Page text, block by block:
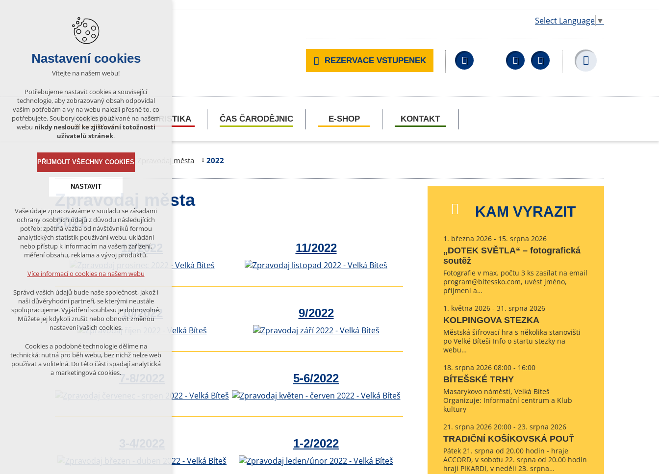
Select Language ▼
REZERVACE VSTUPENEK Facebook YouTubeWikipedia
KULTURA TURISTIKA ČAS ČARODĚJNIC E-SHOP KONTAKT
Bítešsko Kultura Zpravodaj města 2022
Zpravodaj města
2022
12/2022 11/2022
10/2022 9/2022
7-8/2022 5-6/2022
1-2/2022
KAM VYRAZIT
1. března 2026 - 15. srpna 2026
„DOTEK SVĚTLA“ – fotografická
soutěž
Fotografie v max. počtu 3 ks zasílat na email
program@bitessko.com, uvést jméno,
příjmení a…
1. května 2026 - 31. srpna 2026
KOLPINGOVA STEZKA
Městská šifrovací hra s několika stanovišti
po Velké Bíteši Info o startu stezky na
webu…
18. srpna 2026 08:00 - 16:00
BÍTEŠSKÉ TRHY
Masarykovo náměstí, Velká Bíteš
Organizuje: Informační centrum a Klub
kultury
21. srpna 2026 20:00 - 23. srpna 2026
TRADIČNÍ KOŠÍKOVSKÁ POUŤ
Pátek 21. srpna od 20.00 hodin - hraje
ACCORD, v sobotu 22. srpna od 20.00 hodin
hrají PIKARDI, v neděli 23. srpna…
Nastavení cookies
Vítejte na našem webu!
Potřebujeme nastavit cookies a související
technologie, aby zobrazovaný obsah odpovídal
vašim potřebám a vy na webu nalezli přesně to, co
potřebujete. Soubory cookies používané na našem
webu nikdy neslouží ke zjišťování totožnosti
uživatelů stránek.
PŘIJMOUT VŠECHNY COOKIES
NASTAVIT
Technická cookies
nutná pro provozování webu
udržení kontextu stránek (session):
případná přihlášení, volby jazyka, apod.
analytická pro anonymizované
vyhodnocení návštěvnosti
marketingová cookies (Google)
Více informací o cookies na našem webu
ODMÍTNOUT VŠE
Vaše údaje zpracováváme v souladu se zásadami
ochrany osobních údajů z důvodu následujících
potřeb: zpětná vazba od návštěvníků formou
analytických statistik používání webu, ukládání
nebo přístup k informacím na vašem zařízení,
měření obsahu, reklama a vývoj produktů.
Více informací o cookies na našem webu
Správci vašich údajů bude naše společnost, jakož i
naši důvěryhodní partneři, se kterými neustále
spolupracujeme. Vyjádření souhlasu je dobrovolné.
Můžete jej kdykoli zrušit nebo obnovit změnou
nastavení vašich cookies.
Cookies a podobné technologie dělíme na
technická: nutná pro běh webu, bez nichž nelze web
používat a volitelná. Do této části spadají analytická
a marketingová cookies.